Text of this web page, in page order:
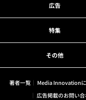
広告
特集
その他
著者一覧 Media Innovation
広告掲載のお問い